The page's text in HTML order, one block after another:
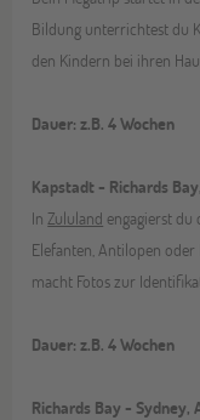
Bildung unterrichtest du
den Kindern bei ihren
Dauer: z.B. 4 Wochen
Kapstadt - Richards
In Zululand engagierst du
Elefanten, Antilopen oder
macht Fotos zur
Dauer: z.B. 4 Wochen
Richards Bay - Sydney,